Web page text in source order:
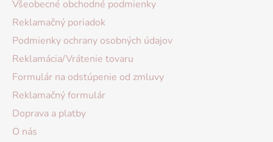
Všeobecné obchodné podmienky
Reklamačný poriadok
Podmienky ochrany osobných údajov
Reklamácia/Vrátenie tovaru
Formulár na odstúpenie od zmluvy
Reklamačný formulár
Doprava a platby
O nás